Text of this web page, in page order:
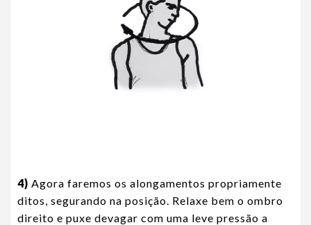
4) Agora faremos os alongamentos propriamente
ditos, segurando na posição. Relaxe bem o ombro
direito e puxe devagar com uma leve pressão a